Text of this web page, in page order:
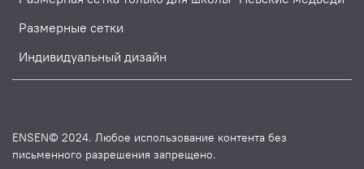
Размерные сетки
Индивидуальный дизайн
ENSEN© 2024. Любое использование контента без
письменного разрешения запрещено.